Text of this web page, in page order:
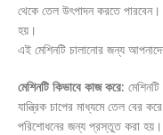
থেকে তেল উৎপাদন করতে পারবেন।
হয়।
এই মেশিনটি চালানোর জন্য
মেশিনটি কিভাবে কাজ করে:
যান্ত্রিক চাপের মাধ্যমে তেল বের
পরিশোধনের জন্য প্রস্তুত করা হয়।